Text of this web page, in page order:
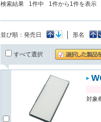
検索結果
1件中 1件から 1件を表示
並び順： 発売日 形名
すべて選択
対象